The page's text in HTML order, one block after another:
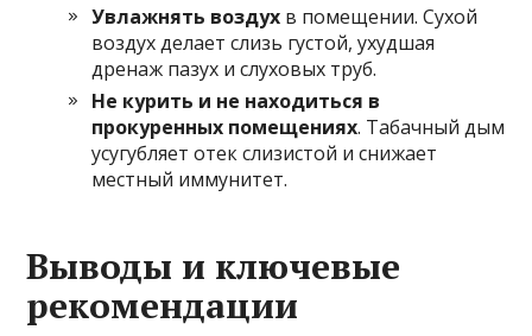
Увлажнять воздух в помещении. Сухой
воздух делает слизь густой, ухудшая
дренаж пазух и слуховых труб.
Не курить и не находиться в
прокуренных помещениях. Табачный дым
усугубляет отек слизистой и снижает
местный иммунитет.
Выводы и ключевые
рекомендации